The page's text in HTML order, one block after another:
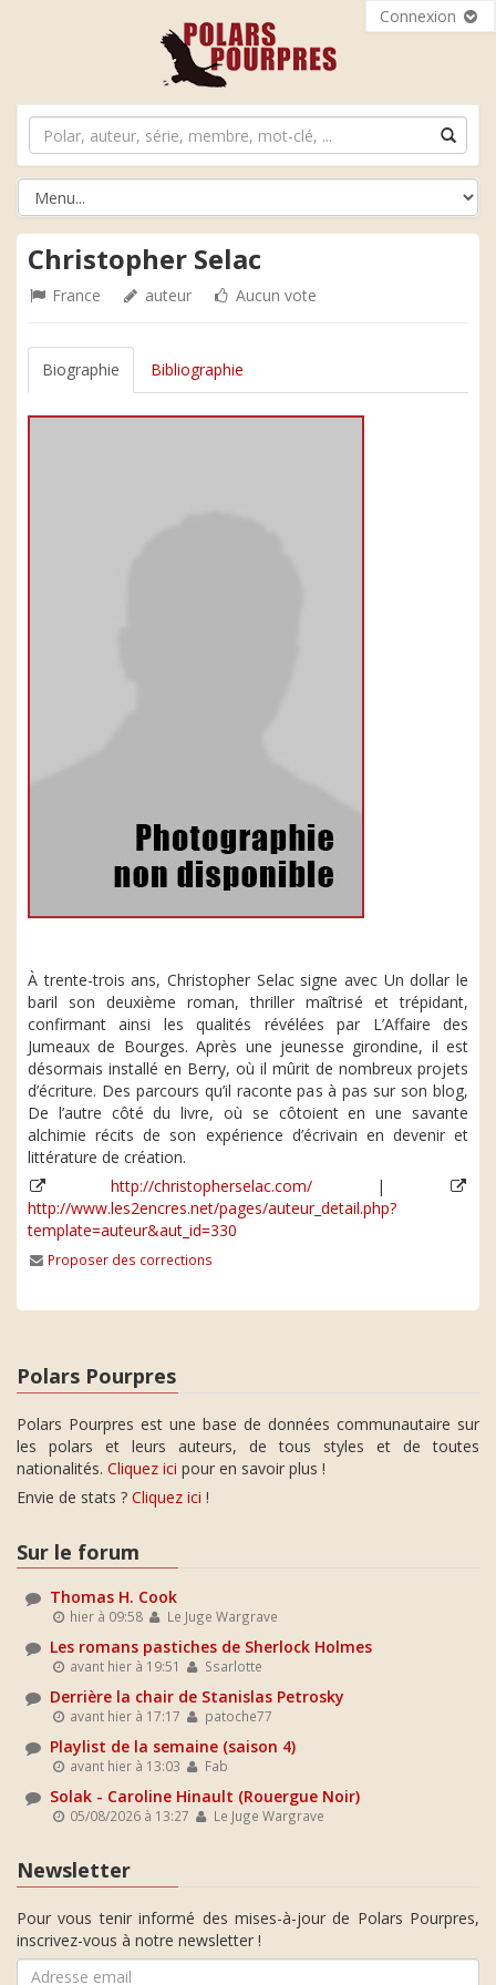
Connexion
Christopher Selac
France auteur Aucun vote
Biographie Bibliographie
À trente-trois ans, Christopher Selac signe avec Un dollar le
baril son deuxième roman, thriller maîtrisé et trépidant,
confirmant ainsi les qualités révélées par L’Affaire des
Jumeaux de Bourges. Après une jeunesse girondine, il est
désormais installé en Berry, où il mûrit de nombreux projets
d’écriture. Des parcours qu’il raconte pas à pas sur son blog,
De l’autre côté du livre, où se côtoient en une savante
alchimie récits de son expérience d’écrivain en devenir et
littérature de création.
http://christopherselac.com/ |
http://www.les2encres.net/pages/auteur_detail.php?
template=auteur&aut_id=330
Proposer des corrections
Polars Pourpres
Polars Pourpres est une base de données communautaire sur
les polars et leurs auteurs, de tous styles et de toutes
nationalités. Cliquez ici pour en savoir plus !
Envie de stats ? Cliquez ici !
Sur le forum
Thomas H. Cook
hier à 09:58 Le Juge Wargrave
Les romans pastiches de Sherlock Holmes
avant hier à 19:51 Ssarlotte
Derrière la chair de Stanislas Petrosky
avant hier à 17:17 patoche77
Playlist de la semaine (saison 4)
avant hier à 13:03 Fab
Solak - Caroline Hinault (Rouergue Noir)
05/08/2026 à 13:27 Le Juge Wargrave
Newsletter
Pour vous tenir informé des mises-à-jour de Polars Pourpres,
inscrivez-vous à notre newsletter !